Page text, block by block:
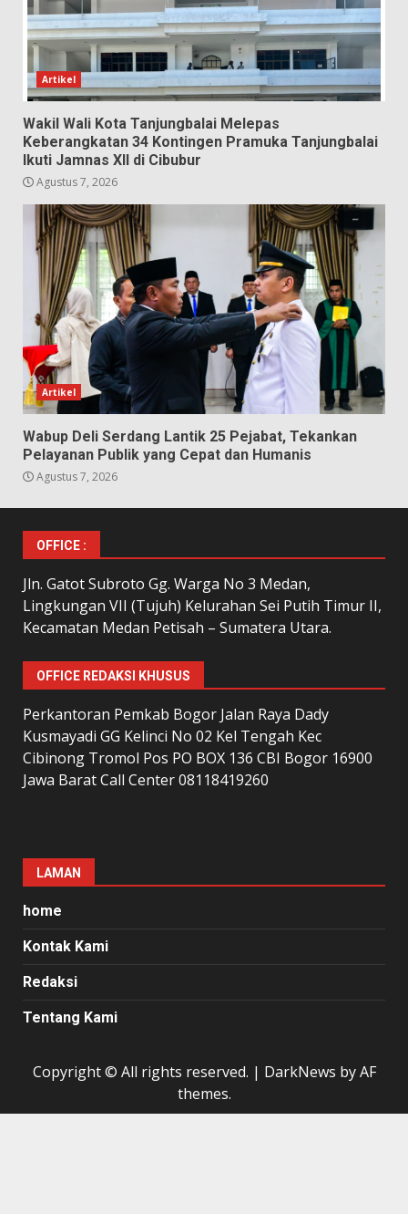
Artikel
Wakil Wali Kota Tanjungbalai Melepas
Keberangkatan 34 Kontingen Pramuka Tanjungbalai
Ikuti Jamnas XII di Cibubur
Agustus 7, 2026
Artikel
Wabup Deli Serdang Lantik 25 Pejabat, Tekankan
Pelayanan Publik yang Cepat dan Humanis
Agustus 7, 2026
OFFICE :
Jln. Gatot Subroto Gg. Warga No 3 Medan,
Lingkungan VII (Tujuh) Kelurahan Sei Putih Timur II,
Kecamatan Medan Petisah – Sumatera Utara.
OFFICE REDAKSI KHUSUS
Perkantoran Pemkab Bogor Jalan Raya Dady
Kusmayadi GG Kelinci No 02 Kel Tengah Kec
Cibinong Tromol Pos PO BOX 136 CBI Bogor 16900
Jawa Barat Call Center 08118419260
LAMAN
home
Kontak Kami
Redaksi
Tentang Kami
Copyright © All rights reserved. | DarkNews by AF
themes.